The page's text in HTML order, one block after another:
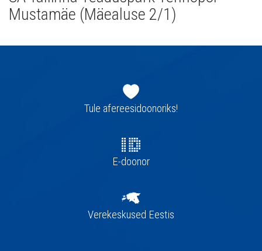
Mustamäe (Mäealuse 2/1)
navigatsioonTule afereesidoonoriks!
E-doonor
Verekeskused Eestis